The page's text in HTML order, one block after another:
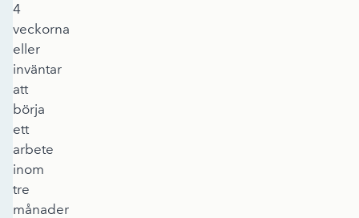
4
veckorna
eller
inväntar
att
börja
ett
arbete
inom
tre
månader